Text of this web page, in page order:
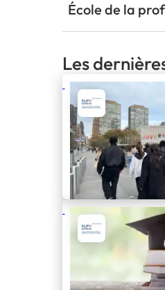
École de la
Les